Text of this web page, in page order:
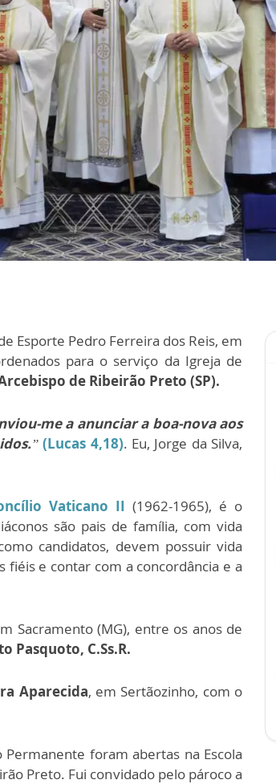
Esporte Pedro Ferreira dos Reis, em
para o serviço da Igreja de
de Ribeirão Preto (SP).
me a anunciar a boa-nova aos
” (Lucas 4,18). Eu, Jorge da Silva,
Vaticano II (1962-1965), é o
são pais de família, com vida
candidatos, devem possuir vida
e contar com a concordância e a
Sacramento (MG), entre os anos de
Pasquoto, C.Ss.R.
Aparecida, em Sertãozinho, com o
foram abertas na Escola
Preto. Fui convidado pelo pároco a